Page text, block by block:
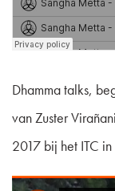
Dhamma talks,
van Zuster
2017 bij het ITC